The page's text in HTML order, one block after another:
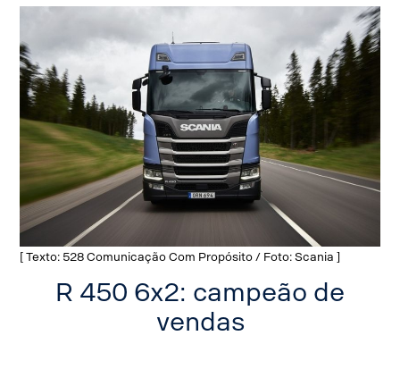
[ Texto: 528 Comunicação Com Propósito / Foto: Scania ]
R 450 6x2: campeão de
vendas